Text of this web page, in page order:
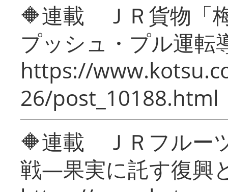
🔶連載 ＪＲ貨物「
プッシュ・プル運転
https://
26/post_10188.html
🔶連載 ＪＲフルー
戦―果実に託す復興